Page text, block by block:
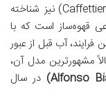
موکاپات در زبان ایتالیایی با نام کافه تریا (Caffettiera) نیز شناخته
قهوه‌ساز است که با
آب قبل از عبور
مشهورترین مدل آن،
Alfonso
) در سال